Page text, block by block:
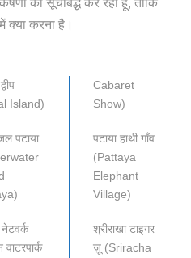
क्या करना है।
Island)
पटाया
नेटवर्क
Cabaret
Show)
पटाया हाथी गाँव
(Pattaya
Elephant
Village)
श्रीराखा टाइगर
ज़ू (Sriracha